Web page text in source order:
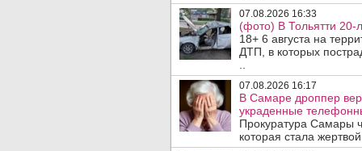
07.08.2026 16:33
(фото) В Тольятти 20-
18+ 6 августа на
ДТП, в которых
07.08.2026 16:17
В Самаре дроппер
украденные
Прокуратура Самары
которая стала